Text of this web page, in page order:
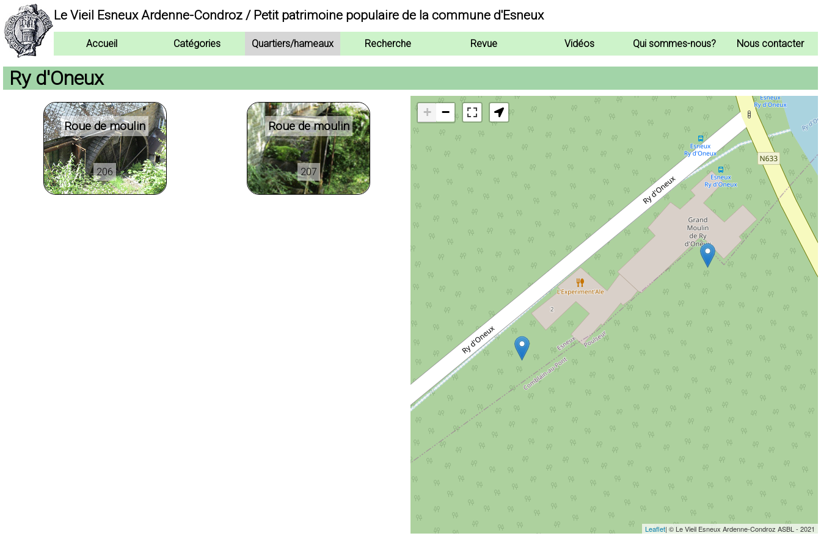
Le Vieil Esneux Ardenne-Condroz / Petit patrimoine populaire de la commune d'Esneux
Accueil Catégories Quartiers/hameaux Recherche Revue Vidéos Qui sommes-nous? Nous contacter
Ry d'Oneux
Roue de moulin
206
Roue de moulin
207
+ −
Leaflet| © Le Vieil Esneux Ardenne-Condroz ASBL - 2021